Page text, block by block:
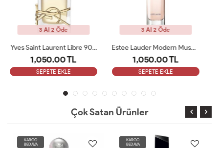
3 Al 2 Öde
Estee Lauder Modern Muse Edp 100 Ml Kadın Tester
1,050.00 TL
SEPETE EKLE
3 Al 2 Öde
1,050.00 TL
SEPETE EKLE
Çok Satan Ürünler
KARGO
BEDAVA
KARGO
BEDAVA